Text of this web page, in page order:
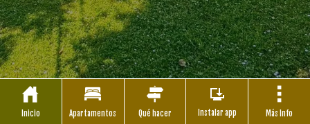
Inicio Apartamentos Qué hacer Instalar app Más Info